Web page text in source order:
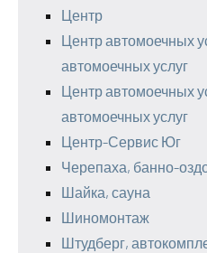
Центр
Центр автомоечных
автомоечных услуг
Центр автомоечных
автомоечных услуг
Центр-Сервис Юг
Черепаха, банно-
Шайка, сауна
Шиномонтаж
Штудберг,